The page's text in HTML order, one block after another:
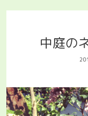
中庭の